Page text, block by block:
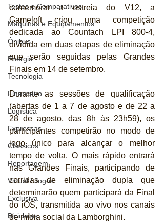
Testes e Comparativos
Máquinas e Equipamentos
Ônibus
Energia
Tecnologia
Financeiro
Logística
Expressas
Clássicos
Reportagem
Virtual / Jogos
Exclusiva
Bicicletas
comemorar a estreia do V12, a
Gameloft criou uma competição
dedicada ao Countach LPI 800-4,
dividida em duas etapas de eliminação
que serão seguidas pelas Grandes
Finais em 14 de setembro.
Durante as sessões de qualificação
(abertas de 1 a 7 de agosto e de 22 a
28 de agosto, das 8h às 23h59), os
participantes competirão no modo de
jogo único para alcançar o melhor
tempo de volta. O mais rápido entrará
nas Grandes Finais, participando de
corridas de eliminação dupla que
determinarão quem participará da Final
do iOS, transmitida ao vivo nos canais
de mídia social da Lamborghini.